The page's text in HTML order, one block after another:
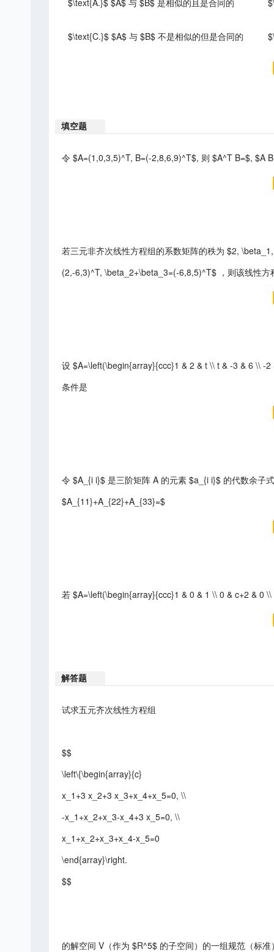
$\text{A.}$ $A$ 与 $B$ 是相似的且是合同的
$\text{C.}$ $A$ 与 $B$ 不是相似的但是合同的
填空题
令 $A=(1,0,3,5)^T, B=(-2,8,6,9)^T$, 则 $A^T B=$, $A
若三元非齐次线性方程组的系数矩阵的秩为 $2,
(2,-6,3)^T, \beta_2+\beta_3=(-6,8,5)^T$ ，则该线性方
设 $A=\left(\begin{array}{ccc}1 & 2 & t \\ t & -3 & 6 \\ -
条件是
令 $A_{i i}$ 是三阶矩阵 A 的元素 $a_{i i}$ 的代数余子
$A_{11}+A_{22}+A_{33}=$
若 $A=\left(\begin{array}{ccc}1 & 0 & 1 \\ 0 & c+2 & 0
解答题
试求五元齐次线性方程组
$$
\left\{\begin{array}{c}
x_1+3 x_2+3 x_3+x_4+x_5=0, \\
-x_1+x_2+x_3-x_4+3 x_5=0, \\
x_1+x_2+x_3+x_4-x_5=0
\end{array}\right.
$$
的解空间 V（作为 $R^5$ 的子空间）的一组规范（标准